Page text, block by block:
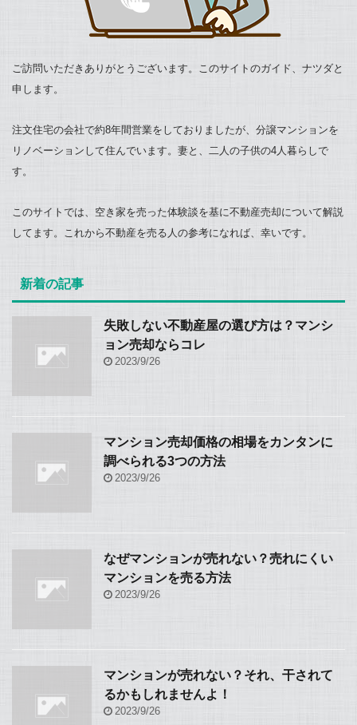
ご訪問いただきありがとうございます。このサイトのガイド、ナツダと
申します。
注文住宅の会社で約8年間営業をしておりましたが、分譲マンションを
リノベーションして住んでいます。妻と、二人の子供の4人暮らしで
す。
このサイトでは、空き家を売った体験談を基に不動産売却について解説
してます。これから不動産を売る人の参考になれば、幸いです。
新着の記事
失敗しない不動産屋の選び方は？マンシ
ョン売却ならコレ
2023/9/26
マンション売却価格の相場をカンタンに
調べられる3つの方法
2023/9/26
なぜマンションが売れない？売れにくい
マンションを売る方法
2023/9/26
マンションが売れない？それ、干されて
るかもしれませんよ！
2023/9/26